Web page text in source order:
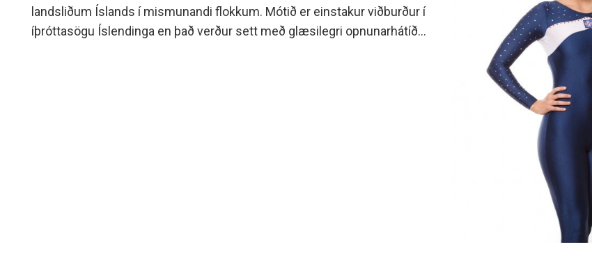
landsliðum Íslands í mismunandi flokkum. Mótið er einstakur viðburður í
íþróttasögu Íslendinga en það verður sett með glæsilegri opnunarhátíð